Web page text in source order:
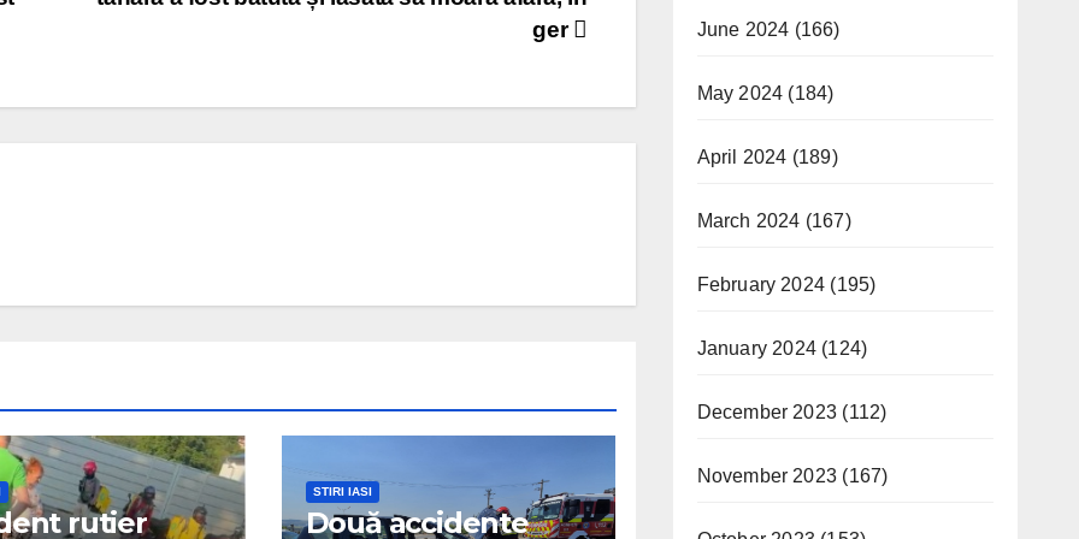
ger
rutier
STIRI IASI
Două accidente
June 2024 (166)
May 2024 (184)
April 2024 (189)
March 2024 (167)
February 2024 (195)
January 2024(124)
December 2023 (112)
November 2023 (167)